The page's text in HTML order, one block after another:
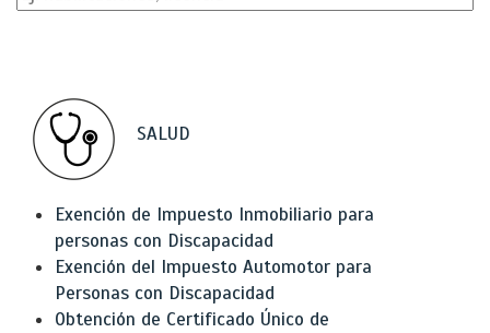
SALUD
Exención de Impuesto Inmobiliario para
personas con Discapacidad
Exención del Impuesto Automotor para
Personas con Discapacidad
Obtención de Certificado Único de